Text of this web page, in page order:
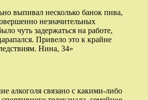
выпивал несколько банок пива,
незначительных
чуть задержаться на работе,
Привело это к крайне
Нина, 34»
алкоголя связано с какими-либо